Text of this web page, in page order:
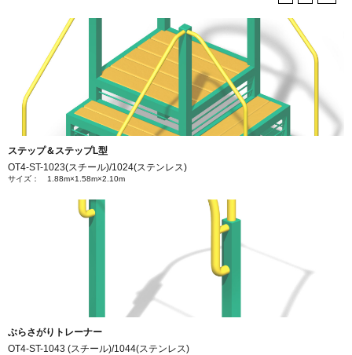
ステップ＆ステップL型
OT4-ST-1023(スチール)/1024(ステンレス)
サイズ： 1.88m×1.58m×2.10m
ぶらさがりトレーナー
OT4-ST-1043 (スチール)/1044(ステンレス)